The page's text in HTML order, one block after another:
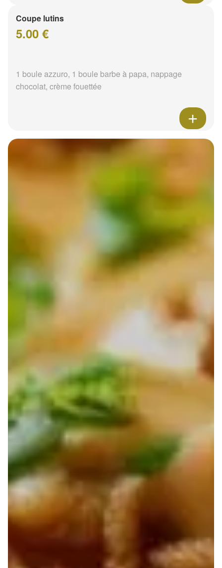
Coupe lutins
5.00 €
1 boule azzuro, 1 boule barbe à papa, nappage
chocolat, crème fouettée